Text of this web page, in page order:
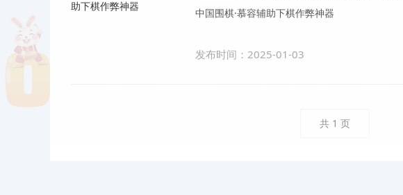
中国围棋·慕容辅助下棋作弊神器
发布时间：2025-01-03
共 1 页